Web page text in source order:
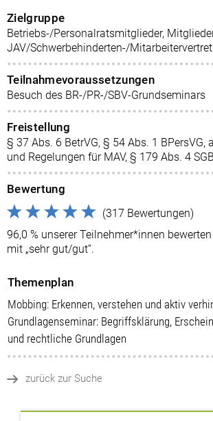
Zielgruppe
Betriebs-/Personalratsmitglieder,
JAV/Schwerbehinderten-/
Teilnahmevoraussetzungen
Besuch des BR-/PR-/SBV-Grundseminars
Freistellung
§ 37 Abs. 6 BetrVG, § 54 Abs. 1 BPersVG,
und Regelungen für MAV, § 179 Abs. 4
Bewertung
(317 Bewertungen)
96,0 % unserer Teilnehmer*innen
mit „sehr gut/gut“.
Themenplan
Mobbing: Erkennen, verstehen und aktiv
Grundlagenseminar: Begriffsklärung,
und rechtliche Grundlagen
zurück zur Suche